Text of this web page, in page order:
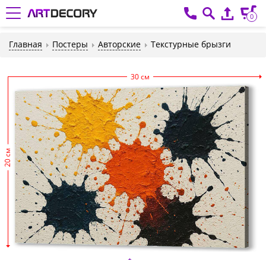
0
Главная Постеры Авторские Текстурные брызги
30 см
20 см